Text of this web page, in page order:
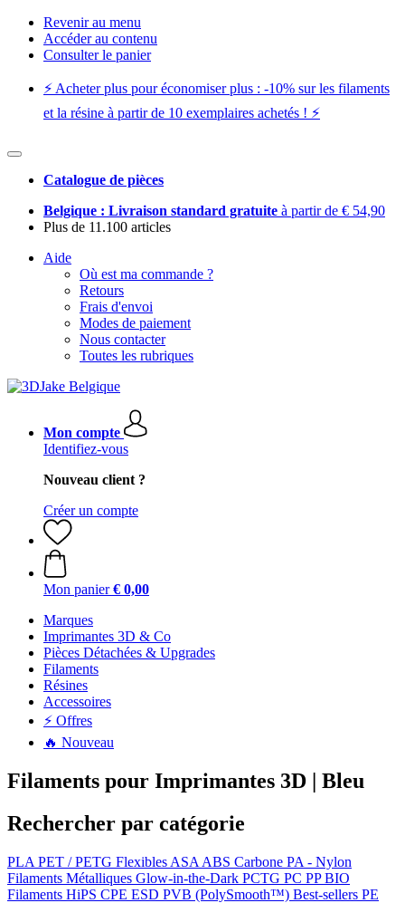
Revenir au menu
Accéder au contenu
Consulter le panier
⚡️ Acheter plus pour économiser plus : -10% sur les filaments
et la résine à partir de 10 exemplaires achetés ! ⚡️
Catalogue de pièces
Belgique : Livraison standard gratuite à partir de € 54,90
Plus de 11.100 articles
Aide
Où est ma commande ?
Retours
Frais d'envoi
Modes de paiement
Nous contacter
Toutes les rubriques
Mon compte
Identifiez-vous
Nouveau client ?
Créer un compte
Mon panier € 0,00
Marques
Imprimantes 3D & Co
Pièces Détachées & Upgrades
Filaments
Résines
Accessoires
⚡ Offres
🔥 Nouveau
Filaments pour Imprimantes 3D | Bleu
Rechercher par catégorie
PLA PET / PETG Flexibles ASA ABS Carbone PA - Nylon
Filaments Métalliques Glow-in-the-Dark PCTG PC PPBIO
Filaments HiPS CPE ESD PVB (PolySmooth™) Best-sellers PE